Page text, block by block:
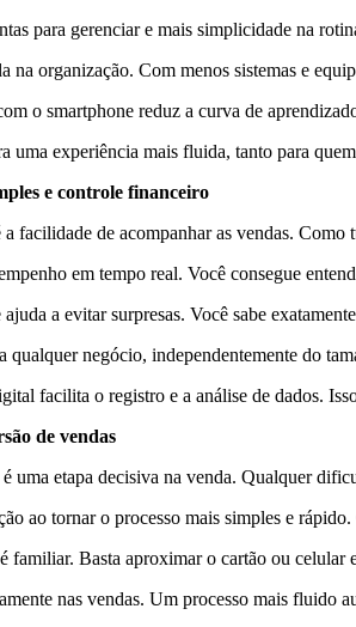
para gerenciar e mais simplicidade na
na organização. Com menos sistemas e
o smartphone reduz a curva de
uma experiência mais fluida, tanto para
e controle financeiro
facilidade de acompanhar as vendas. Como
em tempo real. Você consegue
a evitar surpresas. Você sabe
qualquer negócio, independentemente do
facilita o registro e a análise de dados.
de vendas
uma etapa decisiva na venda. Qualquer
ao tornar o processo mais simples e
familiar. Basta aproximar o cartão ou celular
nas vendas. Um processo mais fluido